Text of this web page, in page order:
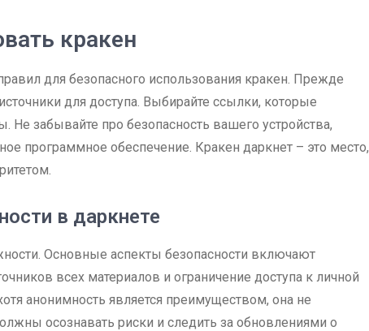
кракен
для безопасного использования кракен. Прежде
для доступа. Выбирайте ссылки, которые
забывайте про безопасность вашего устройства,
программное обеспечение. Кракен даркнет – это место,
в даркнете
Основные аспекты безопасности включают
всех материалов и ограничение доступа к личной
анонимность является преимуществом, она не
осознавать риски и следить за обновлениями о